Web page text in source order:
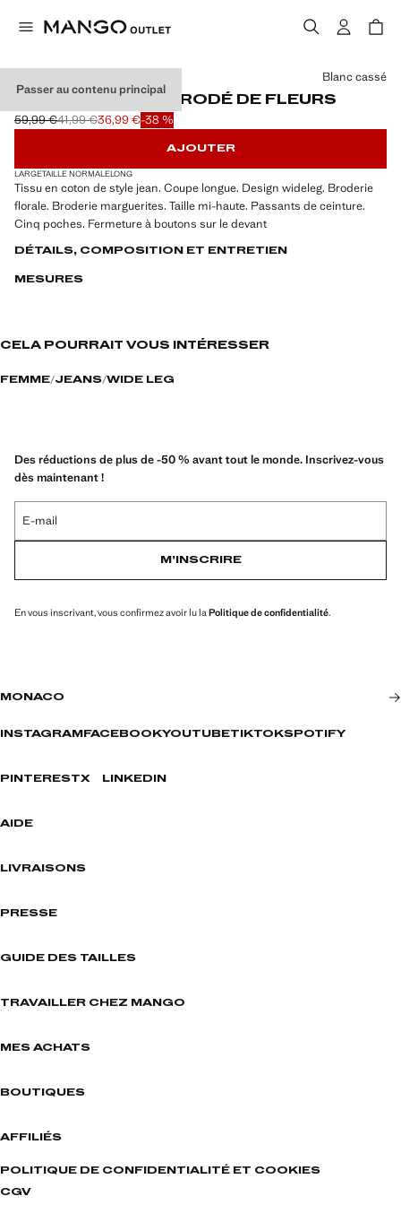
Passer au contenu principal
JEANS WIDELEG BRODÉ DE FLEURS
Prix initial barré [59,99 € ]
59,99 €
Deuxième prix barré [41,99 € ]
41,99 €
Prix actuel [36,99 € ]
36,99 €-38 %
Choisissez une couleur
Blanc cassé
AJOUTER
LARGETAILLE NORMALELONG
Tissu en coton de style jean. Coupe longue. Design wideleg. Broderie
florale. Broderie marguerites. Taille mi-haute. Passants de ceinture.
Cinq poches. Fermeture à boutons sur le devant
DÉTAILS, COMPOSITION ET ENTRETIEN
MESURES
CELA POURRAIT VOUS INTÉRESSER
FEMME JEANS WIDE LEG
Des réductions de plus de -50 % avant tout le monde. Inscrivez-vous
dès maintenant !
E-mail
M’INSCRIRE
En vous inscrivant, vous confirmez avoir lu la Politique de confidentialité.
MONACO
INSTAGRAM FACEBOOKYOUTUBETIKTOKSPOTIFY
PINTERESTX LINKEDIN
AIDE
LIVRAISONS
PRESSE
GUIDE DES TAILLES
TRAVAILLER CHEZ MANGO
MES ACHATS
BOUTIQUES
AFFILIÉS
POLITIQUE DE CONFIDENTIALITÉ ET COOKIES
CGV